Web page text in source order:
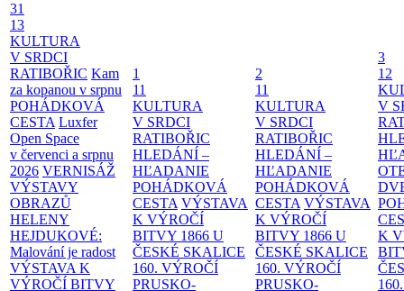
31
13
KULTURA
V SRDCI
RATIBOŘIC Kam
za kopanou v srpnu
POHÁDKOVÁ
CESTA Luxfer
Open Space
v červenci a srpnu
2026 VERNISÁŽ
VÝSTAVY
OBRAZŮ
HELENY
HEJDUKOVÉ:
Malování je radost
VÝSTAVA K
VÝROČÍ BITVY
1
11
KULTURA
V SRDCI
RATIBOŘIC
HLEDÁNÍ –
HĽADANIE
POHÁDKOVÁ
CESTA VÝSTAVA
K VÝROČÍ
BITVY 1866 U
ČESKÉ SKALICE
160. VÝROČÍ
PRUSKO-
2
11
KULTURA
V SRDCI
RATIBOŘIC
HLEDÁNÍ –
HĽADANIE
POHÁDKOVÁ
CESTA VÝSTAVA
K VÝROČÍ
BITVY 1866 U
ČESKÉ SKALICE
160. VÝROČÍ
PRUSKO-
3
12
V
K